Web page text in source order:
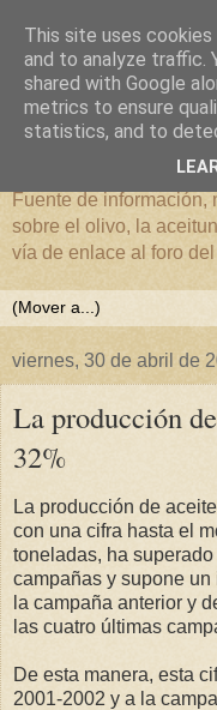
El mundo
Fuente de información,
sobre el olivo, la
vía de enlace al foro del
viernes, 30 de abril de
La producción
32%
La producción de
con una cifra hasta el
toneladas, ha
campañas y supone
la campaña anterior y
las cuatro últimas
De esta manera, esta
2001-2002 y a la
This site uses
and to analyze traffic.
shared with Google
metrics to ensure
statistics, and to